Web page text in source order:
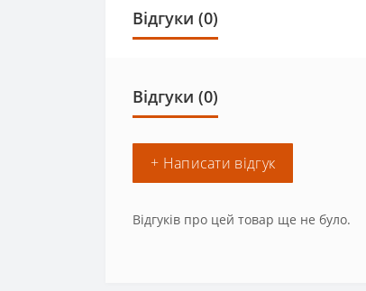
Відгуки (0)
Відгуки (0)
+ Написати відгук
Відгуків про цей товар ще не було.